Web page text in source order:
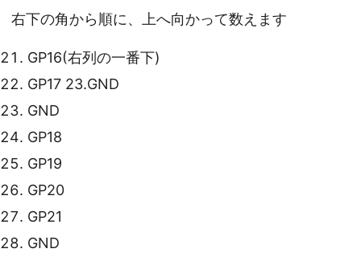
右下の角から順に、上へ向かって数えます
GP16(右列の一番下)
GP17 23.GND
GND
GP18
GP19
GP20
GP21
GND